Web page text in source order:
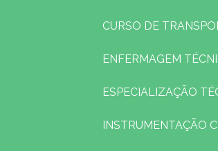
CURSO DE
ENFERMAGEM
ESPECIALIZAÇÃO
INSTRUMENTAÇÃO